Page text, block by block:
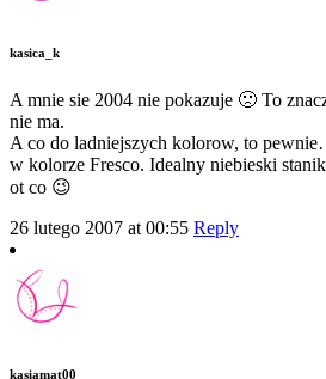
kasica_k
A mnie sie 2004 nie pokazuje 🙁 To
nie ma.
A co do ladniejszych kolorow, to
w kolorze Fresco. Idealny niebieski
ot co 😉
26 lutego 2007 at 00:55 Reply
kasiamat00